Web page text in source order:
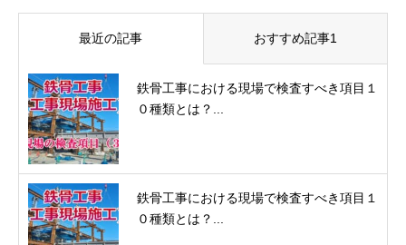
最近の記事 おすすめ記事1
鉄骨工事における現場で検査すべき項目１
０種類とは？...
鉄骨工事における現場で検査すべき項目１
０種類とは？...